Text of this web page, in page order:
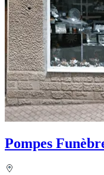
Pompes